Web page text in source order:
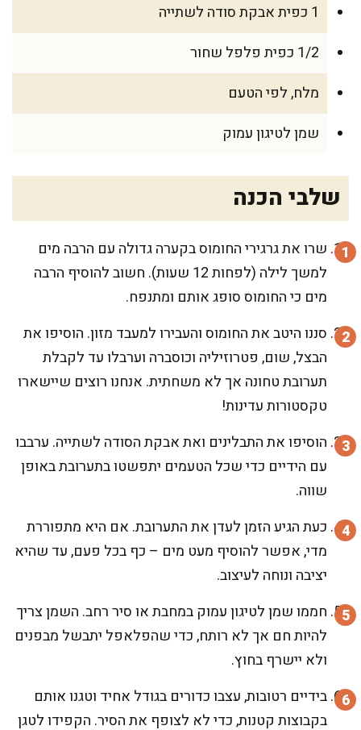
1 כפית אבקת סודה לשתייה
1/2 כפית פלפל שחור
מלח, לפי הטעם
שמן לטיגון עמוק
שלבי הכנה
שרו את גרגירי החומוס בקערה גדולה עם הרבה מים
למשך לילה (לפחות 12 שעות). חשוב להוסיף הרבה
מים כי החומוס סופג אותם ומתנפח.
סננו היטב את החומוס והעבירו למעבד מזון. הוסיפו את
הבצל, שום, פטרוזיליה וכוסברה וערבלו עד לקבלת
תערובת טחונה אך לא משחתית. אנחנו רוצים שיישארו
טקסטורות עדינות!
הוסיפו את התבלינים ואת אבקת הסודה לשתייה. ערבבו
עם הידיים כדי שכל הטעמים יתפשטו בתערובת באופן
שווה.
כעת הגיע הזמן לעדן את התערובת. אם היא מתפוררת
מדי, אפשר להוסיף מעט מים – כף בכל פעם, עד שהיא
יציבה ונוחה לעיצוב.
חממו שמן לטיגון עמוק במחבת או סיר רחב. השמן צריך
להיות חם אך לא רותח, כדי שהפלאפל יתבשל מבפנים
ולא יישרף בחוץ.
בידיים רטובות, עצבו כדורים בגודל אחיד וטגנו אותם
בקבוצות קטנות, כדי לא לצופף את הסיר. הקפידו לטגן